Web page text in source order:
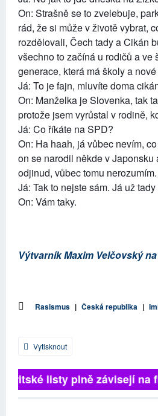
On: Strašně se to zvelebuje,
rád, že si může v životě vybrat,
rozdělovali, Čech tady a Cikán
všechno to začíná u rodičů a ve
generace, která má školy a
Já: To je fajn, mluvíte doma
On: Manželka je Slovenka, tak
protože jsem vyrůstal v rodině,
Já: Co říkáte na SPD?
On: Ha haah, já vůbec nevím,
on se narodil někde v
odjinud, vůbec tomu nerozumím.
Já: Tak to nejste sám. Já už
On: Vám taky.
Výtvarník Maxim Velčovský
Rasismus | Česká republika |
Vytisknout
Britské listy plně závisejí na